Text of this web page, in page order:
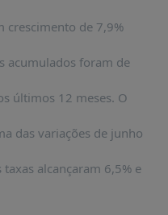
crescimento de 7,9%
acumulados foram de
últimos 12 meses. O
das variações de junho
alcançaram 6,5% e